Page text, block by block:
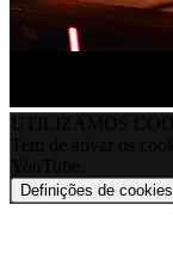
Definições de cookies